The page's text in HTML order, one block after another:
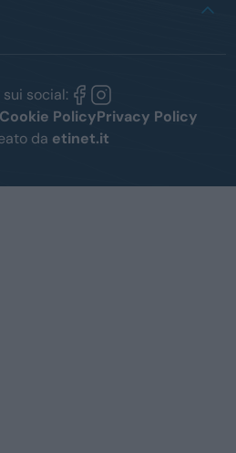
sui social:
PolicyPrivacy Policy
da etinet.it